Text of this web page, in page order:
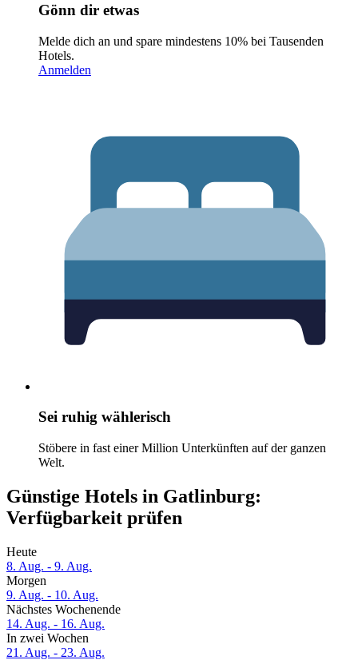
Gönn dir etwas
Melde dich an und spare mindestens 10% bei Tausenden
Hotels.
Anmelden
Sei ruhig wählerisch
Stöbere in fast einer Million Unterkünften auf der ganzen
Welt.
Günstige Hotels in Gatlinburg:
Verfügbarkeit prüfen
Heute
8. Aug. - 9. Aug.
Morgen
9. Aug. - 10. Aug.
Nächstes Wochenende
14. Aug. - 16. Aug.
In zwei Wochen
21. Aug. - 23. Aug.